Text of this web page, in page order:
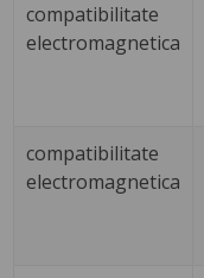
compatibilitate
electromagnetica
compatibilitate
electromagnetica